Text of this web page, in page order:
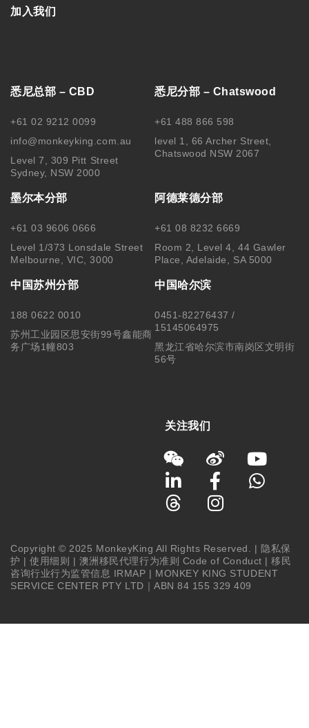
加入我们
悉尼总部 – CBD
+61 02 9212 0099
info@monkeyking.com.au
Level 7, 309 Pitt Street
Sydney, NSW 2000
悉尼分部 – Chatswood
+61 488 866 598
level 1, 66 Archer Street,
Chatswood NSW 2067
墨尔本分部
+61 03 9606 0666
Level 1/373 Lonsdale Street
Melbourne, VIC, 3000
阿德莱德分部
+61 08 8232 6669
Room 2, Level 4, 44 Gawler
Place, Adelaide, SA 5000
中国苏州分部
188 0622 0010
苏州工业园区思安街99号鑫能商
务广场1幢803
中国哈尔滨
0451-82276437 /
15145064975
黑龙江省哈尔滨市南岗区文明街
56号
关注我们
Copyright © 2025 MonkeyKing All Rights Reserved. | 隐私保
护 |使用细则 | 澳洲移民代理行为准则 Code of Conduct |移民
咨询行业行为监管信息 IRMAP | MONKEY KING STUDENT
SERVICE CENTER PTY LTD｜ABN 84 155 329 409